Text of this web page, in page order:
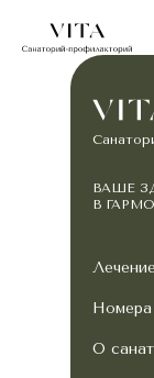
Лечение
Номера
О
ВАШЕ
В